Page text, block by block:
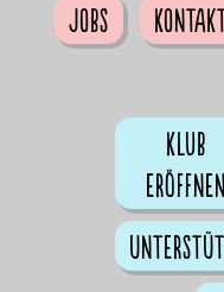
Jobs
Klub
eröffnen